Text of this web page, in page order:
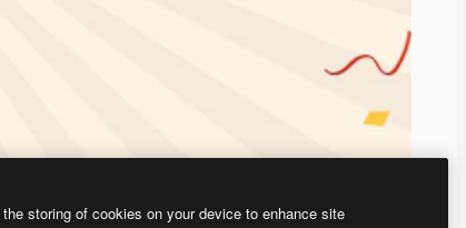
storing of cookies on your device to enhance site